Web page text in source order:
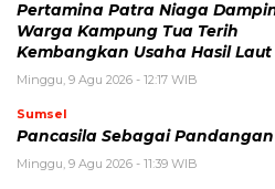
Pertamina Patra Niaga
Warga Kampung Tua Terih
Kembangkan Usaha Hasil Laut
Minggu, 9 Agu 2026 - 12:17 WIB
Sumsel
Pancasila Sebagai
Minggu, 9 Agu 2026 - 11:39 WIB